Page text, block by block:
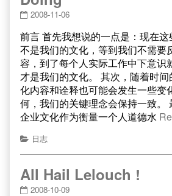
2008-11-06
前言 首先我想说的一点是：现在
不是我们的文化，等到我们不需要
容，到了每个人实际工作中下意识
才是我们的文化。 其次，随着时
化内容和诠释也可能会发生一些变
何，我们的关键理念会保持一致。
企业文化作为衡量一个人道德水
日志
All Hail Lelouch !
2008-10-09